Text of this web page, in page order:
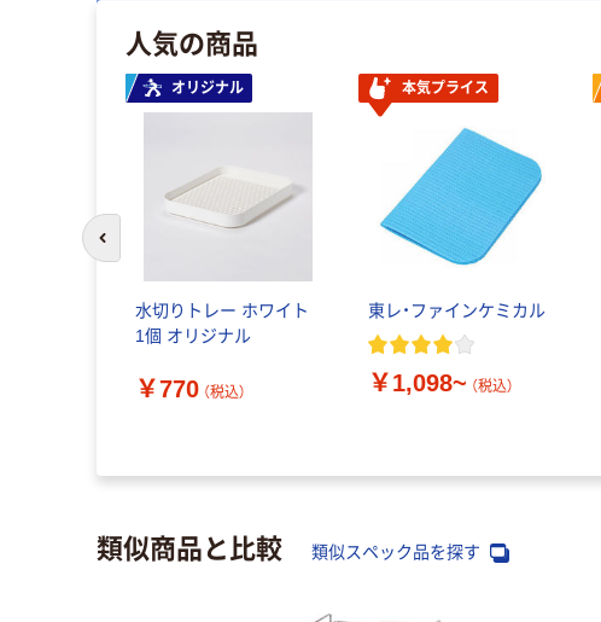
人気の商品
オリジナル
水切りトレー ホワイト
1個 オリジナル
￥770 （税込）
本気プライス
東レ・ファインケミカル
￥1,098~ （税込）
類似商品と比較 類似スペック品を探す